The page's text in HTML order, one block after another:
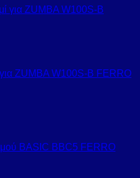
για ZUMBA W100S-B FERRO